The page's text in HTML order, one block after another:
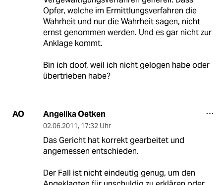
Opfer, welche im Ermittlungsverfahren die
Wahrheit und nur die Wahrheit sagen, nicht
ernst genommen werden. Und es gar nicht zur
Anklage kommt.
Bin ich doof, weil ich nicht gelogen habe oder
übertrieben habe?
AO Angelika Oetken
02.06.2011, 17:32 Uhr
Das Gericht hat korrekt gearbeitet und
angemessen entschieden.
Der Fall ist nicht eindeutig genug, um den